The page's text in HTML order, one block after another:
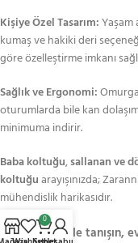
Kişiye Özel Tasarım:Yaşam
kumaş ve hakiki deri
göre özelleştirme imkanı
Sağlık ve Ergonomi:
oturumlarda bile kan
minimuma indirir.
Baba koltuğu,sallanan ve
koltuğuarayışınızda;
mühendislik harikasıdır.
Zaranni ile tanışın,
0